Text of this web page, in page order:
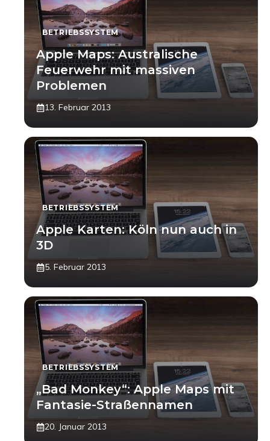
BETRIEBSSYSTEM
Apple Maps: Australische
Feuerwehr mit massiven
Problemen
13. Februar 2013
BETRIEBSSYSTEM
Apple Karten: Köln nun auch in
3D
5. Februar 2013
BETRIEBSSYSTEM
„Bad Monkey“: Apple Maps mit
Fantasie-Straßennamen
20. Januar 2013